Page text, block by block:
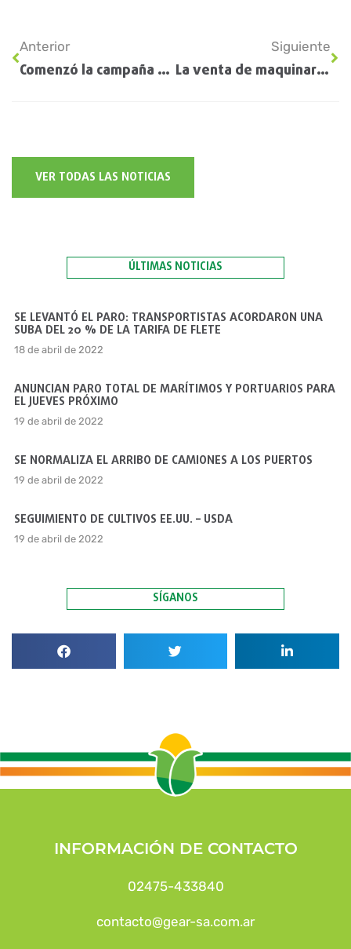
Anterior
Comenzó la campaña fina: la siembra de trigo ya cubre más del 14% del área proyectada
Siguiente
La venta de maquinaria agrícola cayó en comparación con 2025
VER TODAS LAS NOTICIAS
ÚLTIMAS NOTICIAS
SE LEVANTÓ EL PARO: TRANSPORTISTAS ACORDARON UNA
SUBA DEL 20 % DE LA TARIFA DE FLETE
18 de abril de 2022
ANUNCIAN PARO TOTAL DE MARÍTIMOS Y PORTUARIOS PARA
EL JUEVES PRÓXIMO
19 de abril de 2022
SE NORMALIZA EL ARRIBO DE CAMIONES A LOS PUERTOS
19 de abril de 2022
SEGUIMIENTO DE CULTIVOS EE.UU. – USDA
19 de abril de 2022
SÍGANOS
INFORMACIÓN DE CONTACTO
02475-433840
contacto@gear-sa.com.ar